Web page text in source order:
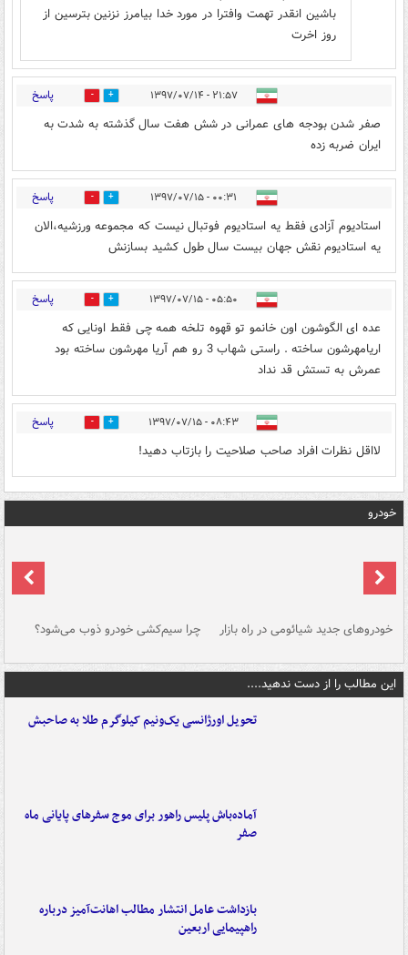
باشین انقدر تهمت وافترا در مورد خدا بیامرز نزنین بترسین از
روز اخرت
۲۱:۵۷ - ۱۳۹۷/۰۷/۱۴ 1 پاسخ
صفر شدن بودجه های عمرانی در شش هفت سال گذشته به شدت به
ایران ضربه زده
۰۰:۳۱ - ۱۳۹۷/۰۷/۱۵ 1 پاسخ
استادیوم آزادی فقط یه استادیوم فوتبال نیست که مجموعه ورزشیه،الان
یه استادیوم نقش جهان بیست سال طول کشید بسازنش
۰۵:۵۰ - ۱۳۹۷/۰۷/۱۵ 2 پاسخ
عده ای الگوشون اون خانمو تو قهوه تلخه همه چی فقط اونایی که
اریامهرشون ساخته . راستی شهاب 3 رو هم آریا مهرشون ساخته بود
عمرش به تستش قد نداد
۰۸:۴۳ - ۱۳۹۷/۰۷/۱۵ 0 پاسخ
لااقل نظرات افراد صاحب صلاحیت را بازتاب دهید!
خودرو
خودروهای جدید شیائومی در راه بازار چرا سیم‌کشی خودرو ذوب می‌شود؟
این مطالب را از دست ندهید....
تحویل اورژانسی یک‌ونیم کیلوگرم طلا به صاحبش
آماده‌باش پلیس راهور برای موج سفرهای پایانی ماه
صفر
بازداشت عامل انتشار مطالب اهانت‌آمیز درباره
راهپیمایی اربعین